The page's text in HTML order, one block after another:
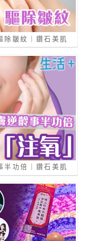
皺紋｜鑽石美肌
功倍｜鑽石美肌